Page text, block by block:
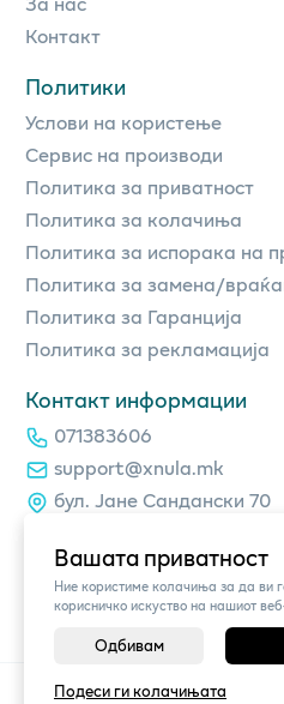
Вашата приватност
Ние користиме колачиња за да ви
корисничко искуство на нашиот
Одбивам
Подеси ги колачињата
Контакт
Политики
Услови на користење
Сервис на производи
Политика за приватност
Политика за колачиња
Политика за испорака на
Политика за замена/
Политика за Гаранција
Политика за рекламација
Контакт информации
071383606
support@xnula.mk
бул. Јане Сандански 70
©2026Vendor x